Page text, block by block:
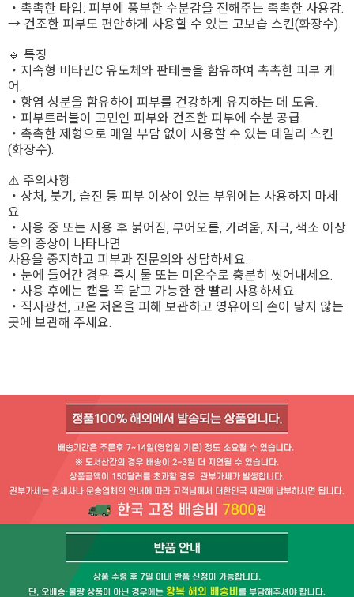
・촉촉한 타입: 피부에 풍부한 수분감을 전해주는 촉촉한 사용감.
→ 건조한 피부도 편안하게 사용할 수 있는 고보습 스킨(화장수).
🔹 특징
・지속형 비타민C 유도체와 판테놀을 함유하여 촉촉한 피부 케
어.
・항염 성분을 함유하여 피부를 건강하게 유지하는 데 도움.
・피부트러블이 고민인 피부와 건조한 피부에 수분 공급.
・촉촉한 제형으로 매일 부담 없이 사용할 수 있는 데일리 스킨
(화장수).
⚠️ 주의사항
・상처, 붓기, 습진 등 피부 이상이 있는 부위에는 사용하지 마세
요.
・사용 중 또는 사용 후 붉어짐, 부어오름, 가려움, 자극, 색소 이상
등의 증상이 나타나면
사용을 중지하고 피부과 전문의와 상담하세요.
・눈에 들어간 경우 즉시 물 또는 미온수로 충분히 씻어내세요.
・사용 후에는 캡을 꼭 닫고 가능한 한 빨리 사용하세요.
・직사광선, 고온·저온을 피해 보관하고 영유아의 손이 닿지 않는
곳에 보관해 주세요.